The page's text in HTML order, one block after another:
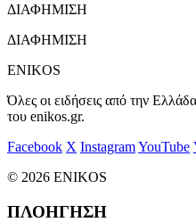
ΔΙΑΦΗΜΙΣΗ
ΔΙΑΦΗΜΙΣΗ
ENIKOS
Όλες οι ειδήσεις από την
του enikos.gr.
Facebook X InstagramYouTube
© 2026 ENIKOS
ΠΛΟΗΓΗΣΗ